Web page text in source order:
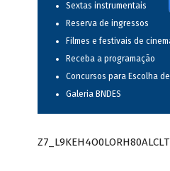
Sextas instrumentais
Reserva de ingressos
Filmes e festivais de
Receba a programação
Concursos para Escolha
Galeria BNDES